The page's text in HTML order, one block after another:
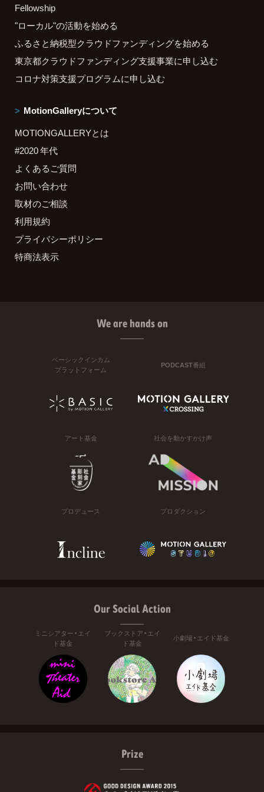
Fellowship
"ローカル"の活動を始める
ふるさと納税型クラウドファンディングを始める
東京都クラウドファンディング支援事業に申し込む
コロナ対策支援プログラムに申し込む
MotionGalleryについて
MOTIONGALLERYとは
#2020 年代
よくあるご質問
お問い合わせ
取材のご相談
利用規約
プライバシーポリシー
特商法表示
We are hands on
ベーシックインカム
プラットフォーム
PODCAST番組
アート基金 社会を動かすかけ声
プロデュース プロダクション
Our Social Action
ミニシアター・エイ
ド基金
ブックストア・エイ
ド基金
小劇場・エイド基金
Prize